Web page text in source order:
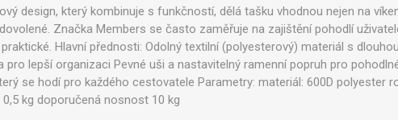
design, který kombinuje s funkčností, dělá tašku vhodnou nejen na
Značka Members se často zaměřuje na zajištění pohodlí
Hlavní přednosti: Odolný textilní (polyesterový) materiál s
pro lepší organizaci Pevné uši a nastavitelný ramenní popruh pro
se hodí pro každého cestovatele Parametry: materiál: 600D polyester
kg doporučená nosnost 10 kg